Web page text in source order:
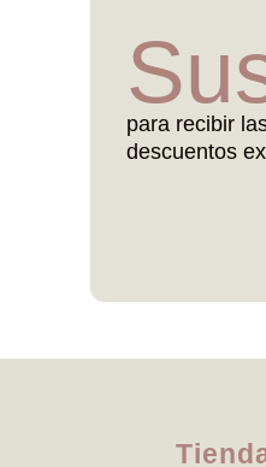
para recibir
descuentos